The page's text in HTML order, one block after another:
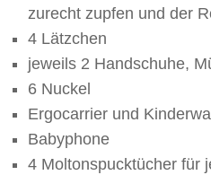
zurecht zupfen und der
4 Lätzchen
jeweils 2 Handschuhe,
6 Nuckel
Ergocarrier und
Babyphone
4 Moltonspucktücher für